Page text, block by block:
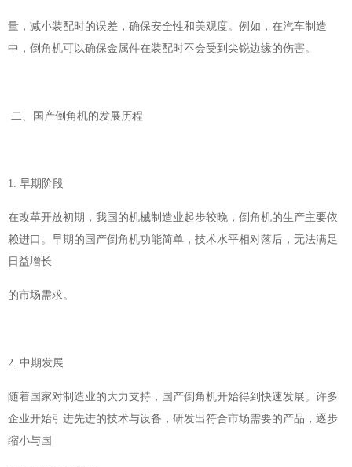
量，减小装配时的误差，确保安全性和美观度。例如，在汽车制造
中，倒角机可以确保金属件在装配时不会受到尖锐边缘的伤害。
二、国产倒角机的发展历程
1. 早期阶段
在改革开放初期，我国的机械制造业起步较晚，倒角机的生产主要依
赖进口。早期的国产倒角机功能简单，技术水平相对落后，无法满足
日益增长
的市场需求。
2. 中期发展
随着国家对制造业的大力支持，国产倒角机开始得到快速发展。许多
企业开始引进先进的技术与设备，研发出符合市场需要的产品，逐步
缩小与国